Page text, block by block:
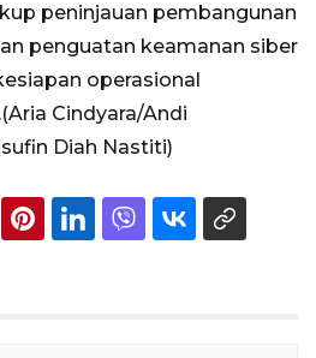
peninjauan pembangunan
penguatan keamanan siber
operasional
Cindyara/Andi
Diah Nastiti)